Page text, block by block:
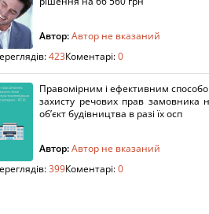
Автор:Автор не вказаний
423Коментарі:0
Правомірним і ефективним
захисту речових прав замовника
об’єкт будівництва в разі їх осп
Автор:Автор не вказаний
399Коментарі:0